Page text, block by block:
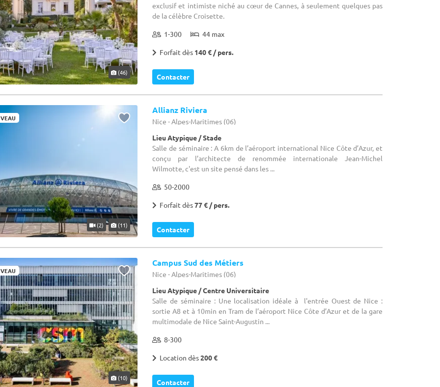
(46)
exclusif et intimiste niché au cœur de Cannes, à seulement quelques pas
de la célèbre Croisette.
1-300 44 max
Forfait dès 140 € / pers.
Contacter
(2) (11)
Allianz Riviera
Nice - Alpes-Maritimes (06)
Lieu Atypique / Stade
Salle de séminaire : A 6km de l’aéroport international Nice Côte d’Azur, et
conçu par l’architecte de renommée internationale Jean-Michel
Wilmotte, c'est un site pensé dans les ...
50-2000
Forfait dès77 € / pers.
Contacter
(10)
Campus Sud des Métiers
Nice - Alpes-Maritimes (06)
Lieu Atypique / Centre Universitaire
Salle de séminaire : Une localisation idéale à l'entrée Ouest de Nice :
sortie A8 et à 10min en Tram de l’aéroport Nice Côte d’Azur et de la gare
multimodale de Nice Saint-Augustin ...
8-300
Location dès200 €
Contacter